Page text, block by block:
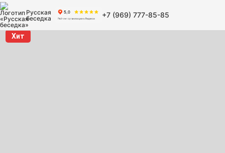
Русская
беседка
+7 (969) 777-85-85
Хит